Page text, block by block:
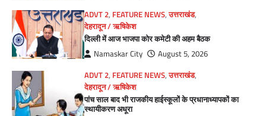
ADVT 2, FEATURE NEWS,उत्तराखंड,
देहरादून / ऋषिकेश
दिल्ली में आज भाजपा कोर कमेटी की अहम बैठक
Namaskar City
August 5, 2026
ADVT 2, FEATURE NEWS,उत्तराखंड,
देहरादून / ऋषिकेश
पांच साल बाद भी राजकीय हाईस्कूलों के प्रधानाध्यापकों का
स्थायीकरण अधूरा